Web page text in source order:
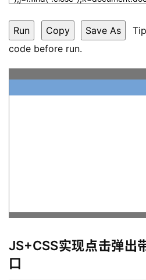
首
code before run.
JS+CSS实现点击弹出
口